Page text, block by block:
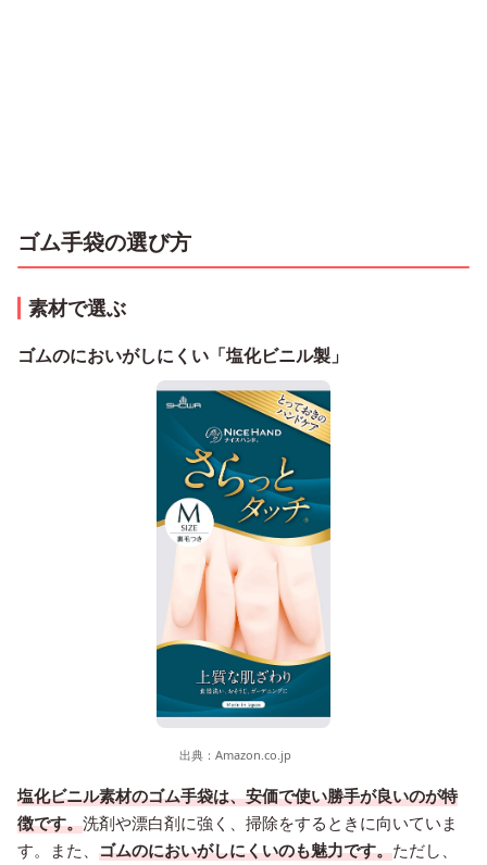
ゴム手袋の選び方
素材で選ぶ
ゴムのにおいがしにくい「塩化ビニル製」
出典： Amazon.co.jp
塩化ビニル素材のゴム手袋は、安価で使い勝手が良いのが特
徴です。洗剤や漂白剤に強く、掃除をするときに向いていま
す。また、 ゴムのにおいがしにくいのも魅力です。ただし、